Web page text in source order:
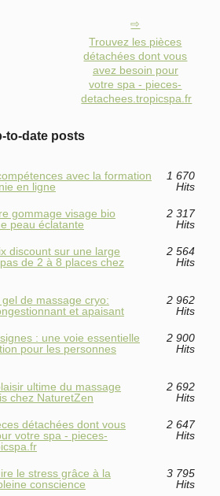
Trouvez les pièces
détachées dont vous
avez besoin pour
votre spa - pieces-
detachees.tropicspa.fr
to-date posts
avec la formation
en ligne
1 670
Hits
gommage visage bio
peau éclatante
2 317
Hits
discount sur une large
de 2 à 8 places chez
2 564
Hits
de massage cryo:
et apaisant
2 962
Hits
: une voie essentielle
pour les personnes
2 900
Hits
ultime du massage
chez NaturetZen
2 692
Hits
détachées dont vous
votre spa - pieces-
2 647
Hits
le stress grâce à la
conscience
3 795
Hits